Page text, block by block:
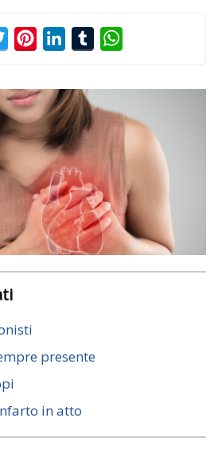
TwitterPinterestLinkedInTumblr
presente
in atto